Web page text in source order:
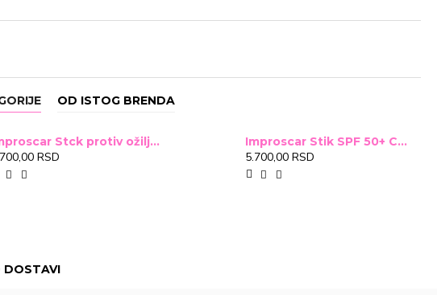
OD ISTOG BRENDA
Improscar Stck protiv ožiljaka 4,6g
RSD
Improscar Stik SPF 50+ Conceal 6,9g (tonirani)
5.700,00 RSD
DOSTAVI